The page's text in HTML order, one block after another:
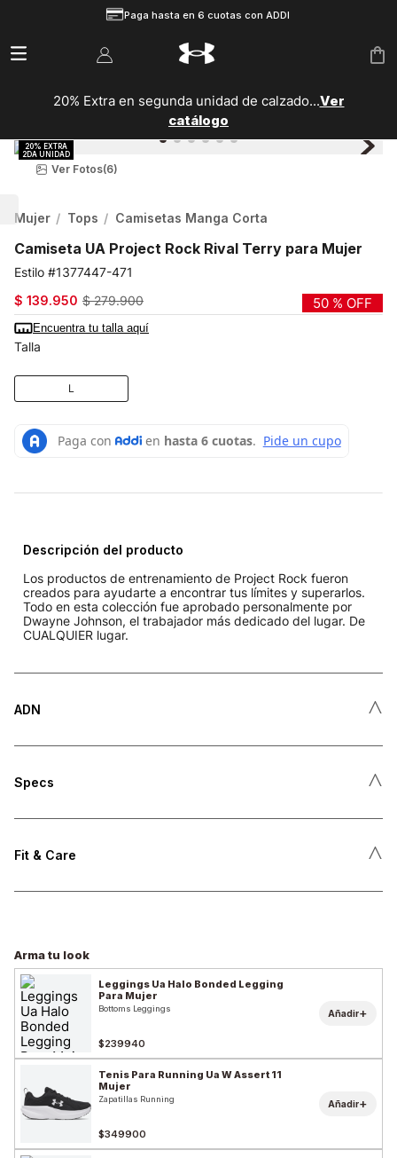
Paga hasta en 6 cuotas con ADDI
20% Extra en segunda unidad de calzado...Ver
catálogo
Ver Fotos(6)
Mujer Tops Camisetas Manga Corta
Camiseta UA Project Rock Rival Terry para Mujer
1377447-471
$ 139.950 $ 279.900 50 % OFF
Encuentra tu talla aquí
Talla
L
Descripción del producto
Los productos de entrenamiento de Project Rock fueron
creados para ayudarte a encontrar tus límites y superarlos.
Todo en esta colección fue aprobado personalmente por
Dwayne Johnson, el trabajador más dedicado del lugar. De
CUALQUIER lugar.
ADN ˄
Specs ˄
Fit & Care ˄
Arma tu look
Leggings Ua Halo Bonded Legging
Para Mujer
Bottoms Leggings
$239940
Añadir+
Tenis Para Running Ua W Assert 11
Mujer
Zapatillas Running
$349900
Añadir+